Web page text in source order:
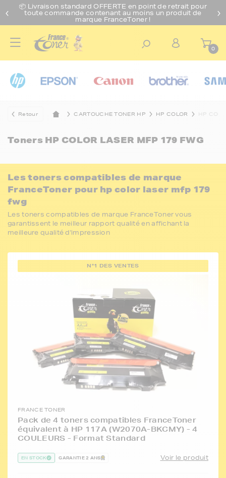
📦 Livraison standard OFFERTE en point de retrait pour
toute commande contenant au moins un produit de
marque FranceToner !
0
Retour CARTOUCHE TONER HP HP COLOR HP
Toners HP COLOR LASER MFP 179 FWG
Les toners compatibles de marque
FranceToner pour hp color laser mfp 179
fwg
Les toners compatibles de marque FranceToner vous
garantissent le meilleur rapport qualité en affichant la
meilleure qualité d'impression
N°1 DES VENTES
FRANCE TONER
Pack de 4 toners compatibles FranceToner
équivalent à HP 117A (W2070A-BKCMY) - 4
COULEURS - Format Standard
EN STOCK GARANTIE 2 ANS Voir le produit